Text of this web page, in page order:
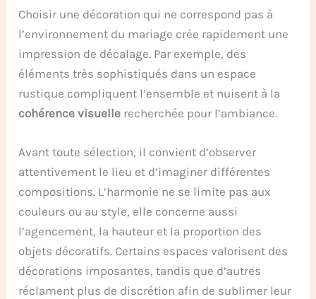
Choisir une décoration qui ne correspond pas à
l’environnement du mariage crée rapidement une
impression de décalage. Par exemple, des
éléments très sophistiqués dans un espace
rustique compliquent l’ensemble et nuisent à la
cohérence visuelle recherchée pour l’ambiance.
Avant toute sélection, il convient d’observer
attentivement le lieu et d’imaginer différentes
compositions. L’harmonie ne se limite pas aux
couleurs ou au style, elle concerne aussi
l’agencement, la hauteur et la proportion des
objets décoratifs. Certains espaces valorisent des
décorations imposantes, tandis que d’autres
réclament plus de discrétion afin de sublimer leur